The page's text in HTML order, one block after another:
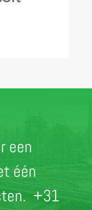
een
één
+31